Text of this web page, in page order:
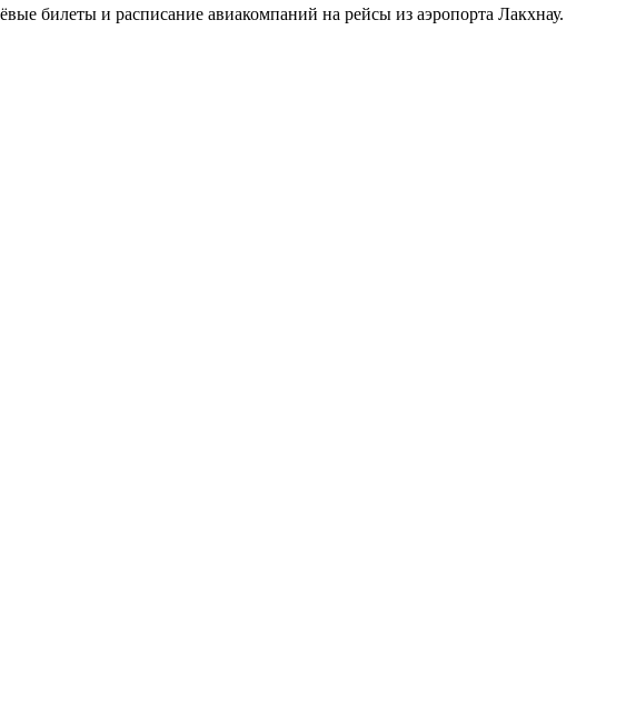
билеты и расписание авиакомпаний на рейсы из аэропорта Лакхнау.